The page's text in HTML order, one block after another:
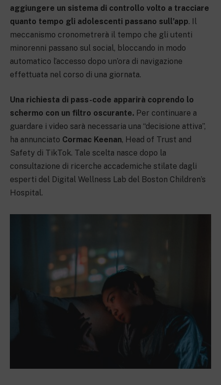
aggiungere un sistema di controllo volto a tracciare
quanto tempo gli adolescenti passano sull’app. Il
meccanismo cronometrerà il tempo che gli utenti
minorenni passano sul social, bloccando in modo
automatico l’accesso dopo un’ora di navigazione
effettuata nel corso di una giornata.
Una richiesta di pass-code apparirà coprendo lo
schermo con un filtro oscurante. Per continuare a
guardare i video sarà necessaria una “decisione attiva”,
ha annunciato Cormac Keenan, Head of Trust and
Safety di TikTok. Tale scelta nasce dopo la
consultazione di ricerche accademiche stilate dagli
esperti del Digital Wellness Lab del Boston Children’s
Hospital.